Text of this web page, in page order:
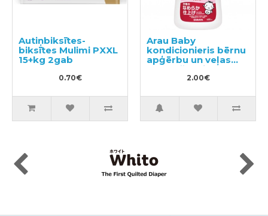
Autiņbiksītes-
biksītes Mulimi PXXL
15+kg 2gab
0.70€
Arau Baby
kondicionieris bērnu
apģērbu un veļas
mazgāšanai,
paraugs 50ml
2.00€